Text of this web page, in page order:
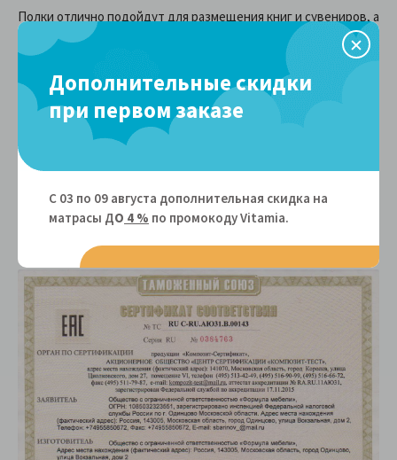
Сертификаты
Полки отлично подойдут для размещения книг и сувениров, а
выдвижной ящик, находящийся под нижним спальным
местом, можно использовать для хранения постельных
Все металлические элементы кровати покрыты
износоустойчивой краской без запаха. Двухъярусную кровать
можно собирать и разбирать неограниченное количество
раз, и от этого она не потеряет в прочности и качестве.
Данное изделие активно используется при оборудовании
гостинец, хостелов, общежитий.
Дополнительные скидки
при первом заказе
С 03 по 09 августа дополнительная скидка на
матрасы ДО 4 % по промокоду Vitamiа.